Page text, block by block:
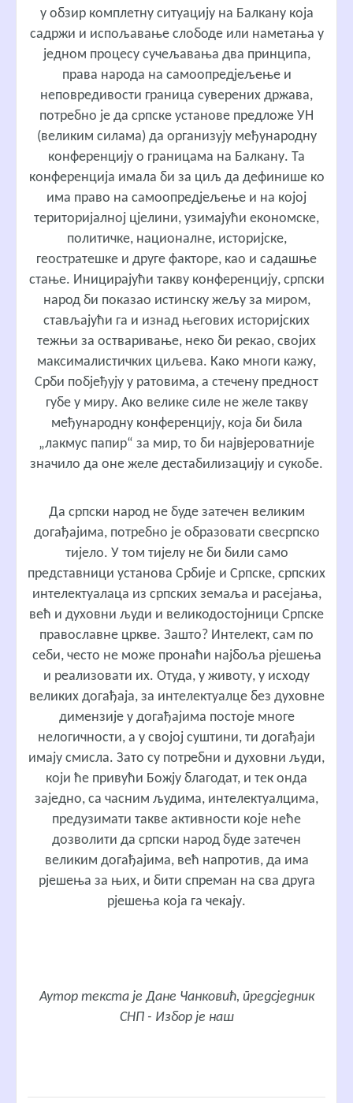
у обзир комплетну ситуацију на Балкану која
садржи и испољавање слободе или наметања у
једном процесу сучељавања два принципа,
права народа на самоопредјељење и
неповредивости граница суверених држава,
потребно је да српске установе предложе УН
(великим силама) да организују међународну
конференцију о границама на Балкану. Та
конференција имала би за циљ да дефинише ко
има право на самоопредјељење и на којој
територијалној цјелини, узимајући економске,
политичке, националне, историјске,
геостратешке и друге факторе, као и садашње
стање. Иницирајући такву конференцију, српски
народ би показао истинску жељу за миром,
стављајући га и изнад његових историјских
тежњи за остваривање, неко би рекао, својих
максималистичких циљева. Како многи кажу,
Срби побјеђују у ратовима, а стечену предност
губе у миру. Ако велике силе не желе такву
међународну конференцију, која би била
„лакмус папир“ за мир, то би највјероватније
значило да оне желе дестабилизацију и сукобе.
Да српски народ не буде затечен великим
догађајима, потребно је образовати свесрпско
тијело. У том тијелу не би били само
представници установа Србије и Српске, српских
интелектуалаца из српских земаља и расејања,
већ и духовни људи и великодостојници Српске
православне цркве. Зашто? Интелект, сам по
себи, често не може пронаћи најбоља рјешења
и реализовати их. Отуда, у животу, у исходу
великих догађаја, за интелектуалце без духовне
димензије у догађајима постоје многе
нелогичности, а у својој суштини, ти догађаји
имају смисла. Зато су потребни и духовни људи,
који ће привући Божју благодат, и тек онда
заједно, са часним људима, интелектуалцима,
предузимати такве активности које неће
дозволити да српски народ буде затечен
великим догађајима, већ напротив, да има
рјешења за њих, и бити спреман на сва друга
рјешења која га чекају.
Аутор текста је Дане Чанковић, предсједник
СНП - Избор је наш